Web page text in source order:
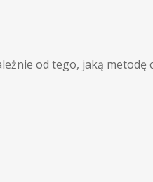
od tego, jaką